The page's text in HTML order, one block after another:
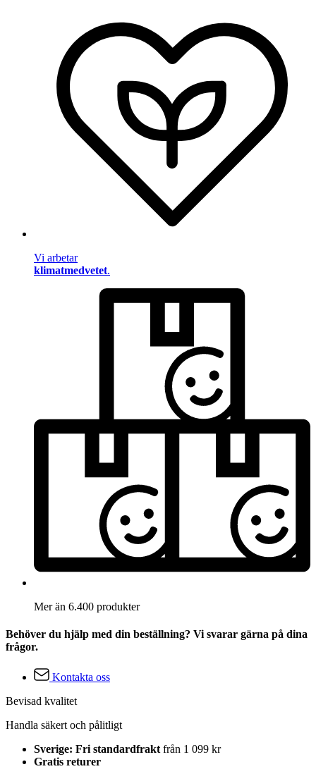
Vi arbetar
klimatmedvetet.
Mer än 6.400 produkter
Behöver du hjälp med din beställning? Vi svarar gärna på dina
frågor.
Kontakta oss
Bevisad kvalitet
Handla säkert och pålitligt
Sverige: Fri standardfraktfrån 1 099 kr
Gratis returer